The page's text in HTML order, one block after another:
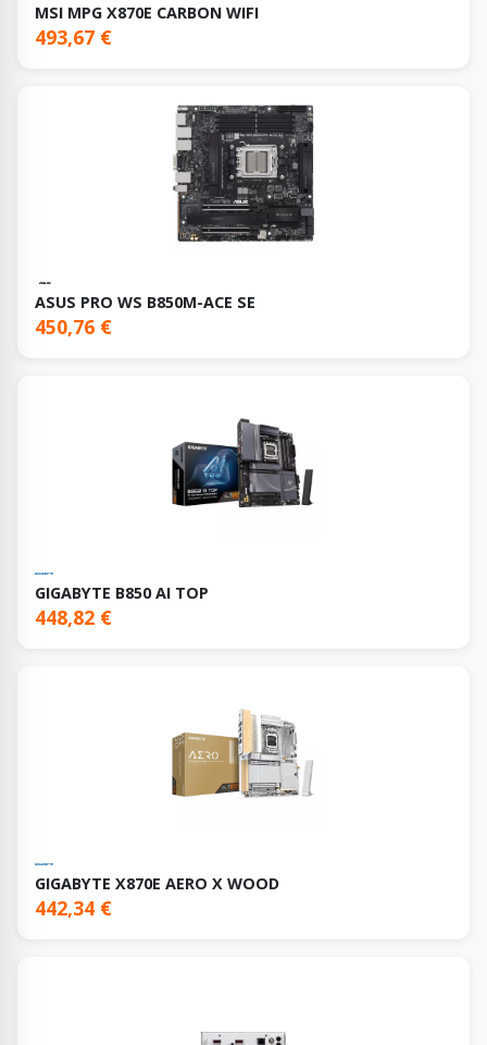
MSI MPG X870E CARBON WIFI
493,67 €
ASUS PRO WS B850M-ACE SE
450,76 €
GIGABYTE B850 AI TOP
448,82 €
GIGABYTE X870E AERO X WOOD
442,34 €